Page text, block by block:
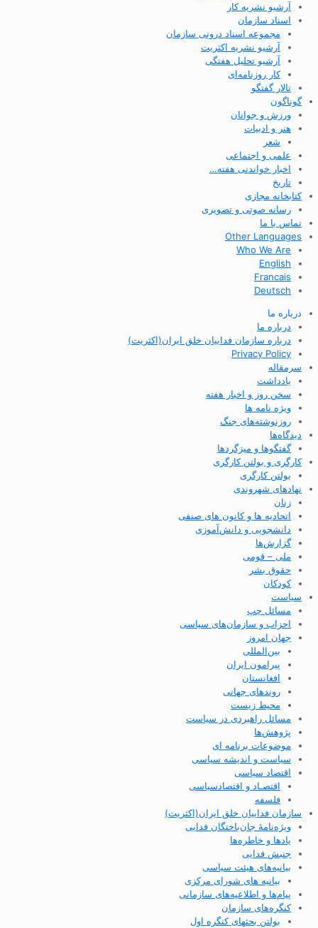
آرشیو نشریه کار
اسناد سازمان
مجموعه اسناد درونی سازمان
آرشیو نشریه اکثریت
آرشیو تحلیل هفتگی
کار روزنامه‌ای
تالار گفتگو
گوناگون
ورزش و جوانان
هنر و ادبیات
شعر
علمی و اجتماعی
اخبار خواندنی هفته…
تاریخ
کتابخانه مجازی
رسانه صوتی و تصویری
تماس با ما
Other Languages
Who We Are
English
Francais
Deutsch
درباره ما
درباره ما
درباره سازمان فداییان خلق ایران(اکثریت)
Privacy Policy
سرمقاله
یادداشت
سخن روز و اخبار هفته
ویژه نامه ها
روزنوشته‌های جنگ
دیدگاه‌ها
گفتگوها و میزگردها
کارگری و بولتن کارگری
بولتن کارگری
نهادهای شهروندی
زنان
اتحادیه ها و کانون های صنفی
دانشجویی و دانش‌آموزی
گزارش‌ها
ملی – قومی
حقوق بشر
کودکان
سیاست
مسائل چپ
احزاب و سازمان‌های سیاسی
جهان امروز
بین‌المللی
پیرامون ایران
افغانستان
روندهای جهانی
محیط زیست
مسائل راهبردی در سیاست
پژوهش‌ها
موضوعات برنامه ای
سیاست و اندیشه سیاسی
اقتصاد سیاسی
اقتصـاد و اقتصاد‌سیاسی
فلسفه
سازمان فداییان خلق ایران(اکثریت)
ویژه‌نامهٔ جان‌باختگان فدایی
یادها و خاطره‌ها
جنبش فدایی
بیانیه‌های هیئت سیاسی
بیانیه های شورای مرکزی
پیام‌ها و اطلاعیه‌های سازمانی
کنگره‌های سازمان
بولتن بحثهای کنگره اول